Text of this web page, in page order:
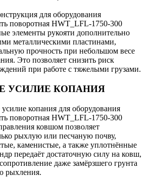
элементы рукояти дополнительно
металлическими пластинами,
прочность при небольшом весе
Это позволяет снизить риск
при работе с тяжелыми грузами.
УСИЛИЕ КОПАНИЯ
ковшом позволяет
рыхлую или песчаную почву,
каменистые, а также уплотнённые
передаёт достаточную силу на ковш,
даже замёрзшего грунта
рыхления.